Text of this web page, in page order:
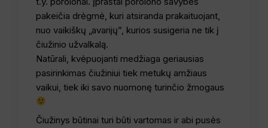
pakeičia drėgmė, kuri atsiranda prakaituojant,
nuo vaikiškų „avarijų”, kurios susigeria ne tik į
čiužinio užvalkalą.
Natūrali, kvėpuojanti medžiaga geriausias
pasirinkimas čiužiniui tiek metukų amžiaus
vaikui, tiek iki savo nuomonę turinčio žmogaus
Čiužinys būtinai turi būti vartomas ir abi pusės